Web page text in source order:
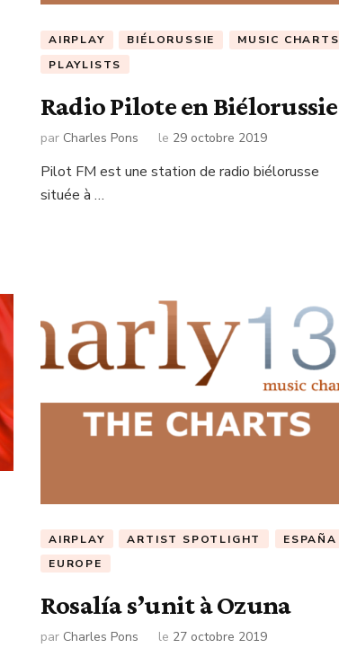
AIRPLAY BIÉLORUSSIE
MUSIC CHARTS
PLAYLISTS
Radio Pilote en Biélorussie
par Charles Pons le 29 octobre 2019
Pilot FM est une station de radio biélorusse
située à …
AIRPLAY ARTIST SPOTLIGHT
ESPAÑA
EUROPE
Rosalía s’unit à Ozuna
par Charles Pons le 27 octobre 2019